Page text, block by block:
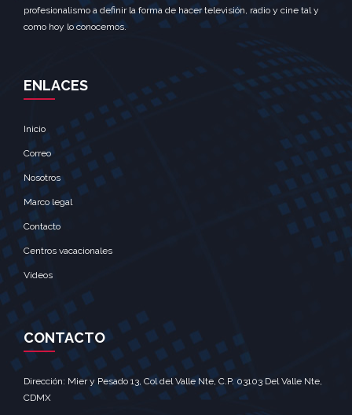
profesionalismo a definir la forma de hacer televisión, radio y cine tal y
como hoy lo conocemos.
ENLACES
Inicio
Correo
Nosotros
Marco legal
Contacto
Centros vacacionales
Videos
CONTACTO
Dirección: Mier y Pesado 13, Col del Valle Nte, C.P. 03103 Del Valle Nte,
CDMX‎